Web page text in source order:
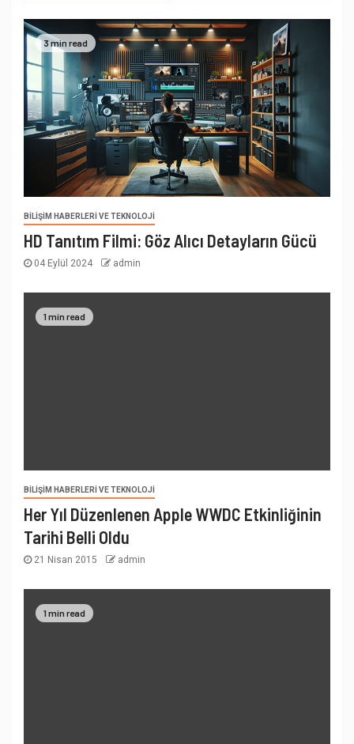
3 min read
BILIŞIM HABERLERI VE TEKNOLOJI
HD Tanıtım Filmi: Göz Alıcı Detayların Gücü
04 Eylül 2024 admin
1 min read
BILIŞIM HABERLERI VE TEKNOLOJI
Her Yıl Düzenlenen Apple WWDC Etkinliğinin
Tarihi Belli Oldu
21 Nisan 2015 admin
1 min read